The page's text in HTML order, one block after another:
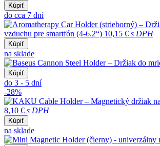
Kúpiť
do cca 7 dní
vzduchu pre smartfón (4-6.2“) 10,15 € s DPH
Kúpiť
na sklade
Kúpiť
do 3 - 5 dní
-28%
8,10 € s DPH
Kúpiť
na sklade